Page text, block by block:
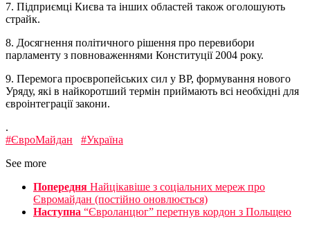
7. Підприємці Києва та інших областей також оголошують
страйк.
8. Досягнення політичного рішення про перевибори
парламенту з повноваженнями Конституції 2004 року.
9. Перемога проєвропейських сил у ВР, формування нового
Уряду, які в найкоротший термін приймають всі необхідні для
євроінтеграції закони.
.
#ЄвроМайдан
#Україна
See more
Попередня Найцікавіше з соціальних мереж про
Євромайдан (постійно оновлюється)
Наступна “Євроланцюг” перетнув кордон з Польщею